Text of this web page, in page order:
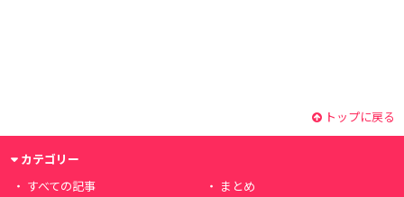
トップに戻る
カテゴリー
すべての記事
まとめ